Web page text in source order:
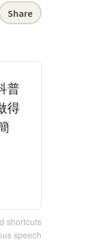
Share
普
得
shortcuts
speech